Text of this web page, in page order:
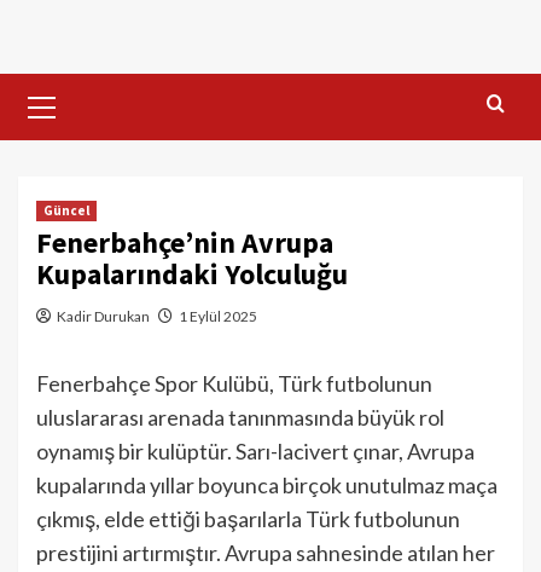
content
Menu
Güncel
Fenerbahçe’nin Avrupa
Kupalarındaki Yolculuğu
Kadir Durukan 1 Eylül 2025
Fenerbahçe Spor Kulübü, Türk futbolunun
uluslararası arenada tanınmasında büyük rol
oynamış bir kulüptür. Sarı-lacivert çınar, Avrupa
kupalarında yıllar boyunca birçok unutulmaz maça
çıkmış, elde ettiği başarılarla Türk futbolunun
prestijini artırmıştır. Avrupa sahnesinde atılan her